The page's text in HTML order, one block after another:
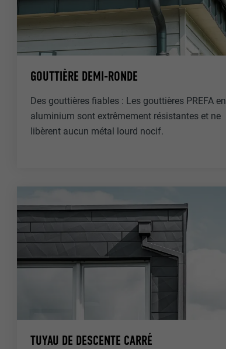
GOUTTIÈRE DEMI-RONDE
Des gouttières fiables : Les gouttières PREFA en
aluminium sont extrêmement résistantes et ne
libèrent aucun métal lourd nocif.
TUYAU DE DESCENTE CARRÉ